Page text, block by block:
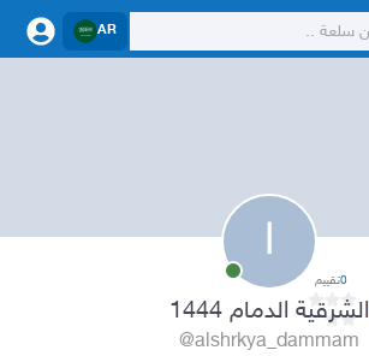
AR
ا
0تقييم
الشرقية الدمام 1444
@alshrkya_dammam